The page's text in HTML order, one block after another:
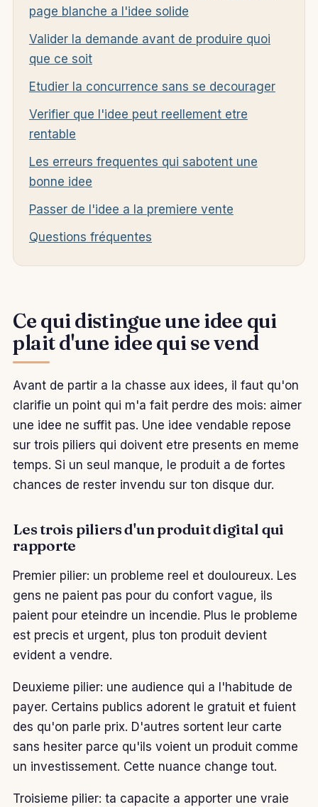
page blanche a l'idee solide
Valider la demande avant de produire quoi
que ce soit
Etudier la concurrence sans se decourager
Verifier que l'idee peut reellement etre
rentable
Les erreurs frequentes qui sabotent une
bonne idee
Passer de l'idee a la premiere vente
Questions fréquentes
Ce qui distingue une idee qui
plait d'une idee qui se vend
Avant de partir a la chasse aux idees, il faut qu'on
clarifie un point qui m'a fait perdre des mois: aimer
une idee ne suffit pas. Une idee vendable repose
sur trois piliers qui doivent etre presents en meme
temps. Si un seul manque, le produit a de fortes
chances de rester invendu sur ton disque dur.
Les trois piliers d'un produit digital qui
rapporte
Premier pilier: un probleme reel et douloureux. Les
gens ne paient pas pour du confort vague, ils
paient pour eteindre un incendie. Plus le probleme
est precis et urgent, plus ton produit devient
evident a vendre.
Deuxieme pilier: une audience qui a l'habitude de
payer. Certains publics adorent le gratuit et fuient
des qu'on parle prix. D'autres sortent leur carte
sans hesiter parce qu'ils voient un produit comme
un investissement. Cette nuance change tout.
Troisieme pilier: ta capacite a apporter une vraie